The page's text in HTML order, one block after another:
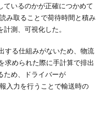
ているのかが正確につかめて
み取ることで荷待時間と積み
測、可視化した。
する仕組みがないため、物流
求められた際に手計算で排出
ため、ドライバーが
入力を行うことで輸送時の